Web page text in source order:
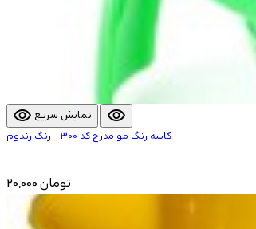
visibility نمایش سریع visibility
کاسه رنگ مو مدرج کد 300 - رنگ رندوم
20,000 تومان